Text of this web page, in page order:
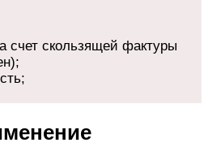
счет скользящей фактуры